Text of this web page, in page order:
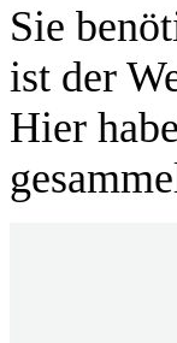
Sie
ist der
Hier